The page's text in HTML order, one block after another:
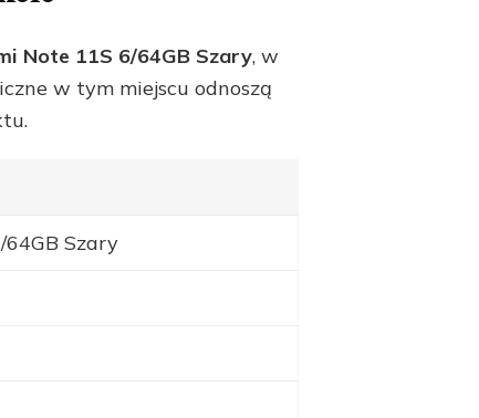
Note 11S 6/64GB Szary, w
w tym miejscu odnoszą
Szary